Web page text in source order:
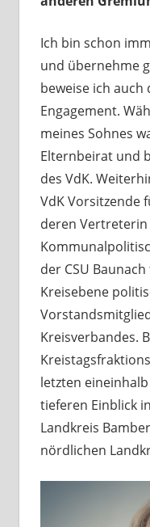
Ich bin schon
und übernehme
beweise ich
Engagement.
meines Sohnes
Elternbeirat und
des VdK.
VdK Vorsitzende
deren
der CSU
Kreisebene
Kreisverbandes.
letzten
tieferen Einblick
Landkreis
nördlichen